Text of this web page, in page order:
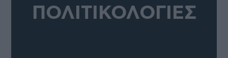
ΠΟΛΙΤΙΚΟΛΟΓΙΕΣ